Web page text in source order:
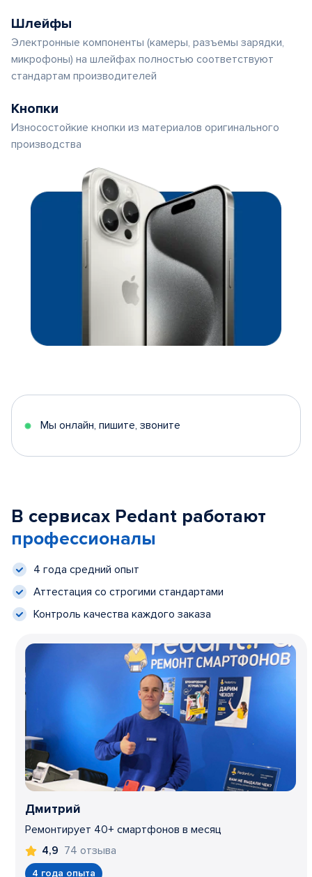
Шлейфы
Электронные компоненты (камеры, разъемы зарядки,
микрофоны) на шлейфах полностью соответствуют
стандартам производителей
Кнопки
Износостойкие кнопки из материалов оригинального
производства
Мы онлайн, пишите, звоните
В сервисах Pedant работают
профессионалы
4 года средний опыт
Аттестация со строгими стандартами
Контроль качества каждого заказа
Дмитрий
Ремонтирует 40+ смартфонов в месяц
4,9 74 отзыва
4 года опыта